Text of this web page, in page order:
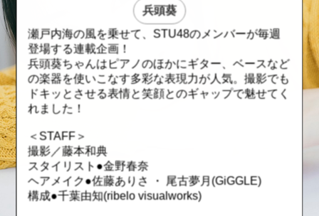
兵頭葵
瀬戸内海の風を乗せて、STU48のメンバーが毎週
登場する連載企画！
兵頭葵ちゃんはピアノのほかにギター、ベースなど
の楽器を使いこなす多彩な表現力が人気。撮影でも
ドキッとさせる表情と笑顔とのギャップで魅せてく
れました！
＜STAFF＞
撮影／藤本和典
スタイリスト●金野春奈
ヘアメイク●佐藤ありさ ・ 尾古夢月(GiGGLE)
構成●千葉由知(ribelo visualworks)
::fzkqzrz.oi ::fzkqzrz.oi